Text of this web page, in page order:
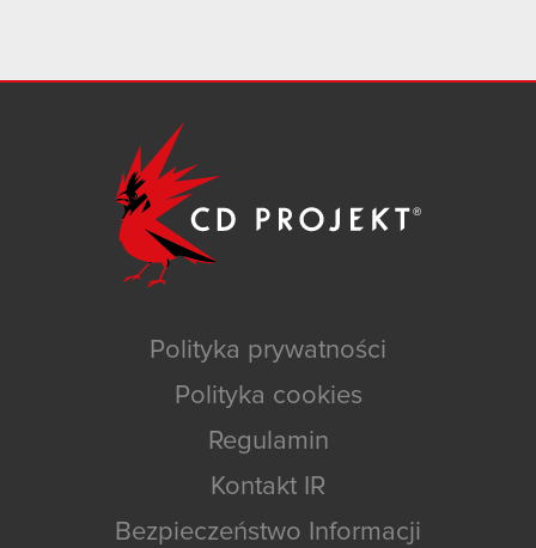
Polityka prywatności
Polityka cookies
Regulamin
Kontakt IR
Bezpieczeństwo Informacji